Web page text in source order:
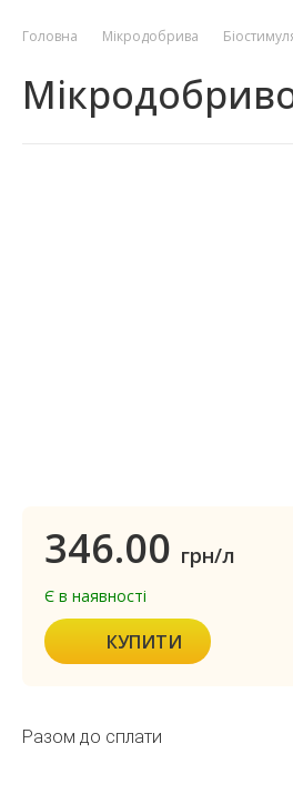
Головна Мікродобрива
346.00 грн/л
Є в наявності
КУПИТИ
Разом до сплати